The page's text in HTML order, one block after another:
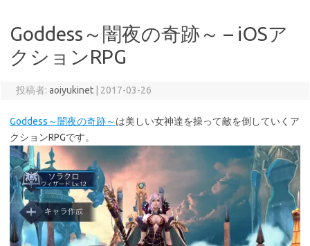
Goddess～闇夜の奇跡～ – iOSア
クションRPG
投稿者: aoiyukinet 2017-03-26
Goddess～闇夜の奇跡～ は美しい女神達を操って敵を倒していくア
クションRPGです。